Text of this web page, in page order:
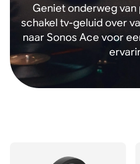
Geniet onderweg
schakel tv-geluid over
naar Sonos Ace voor